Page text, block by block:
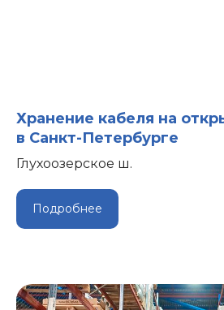
Хранение кабеля на
в Санкт-Петербурге
Глухоозерское ш.
Подробнее